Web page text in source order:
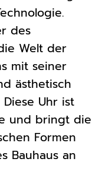
des
Welt der
mit seiner
ästhetisch
Uhr ist
und bringt die
Formen
Bauhaus an